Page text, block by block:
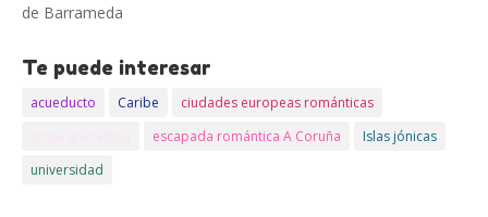
de Barrameda
Te puede interesar
acueducto Caribe
ciudades europeas románticas
escapada romántica A Coruña
Islas jónicas
universidad